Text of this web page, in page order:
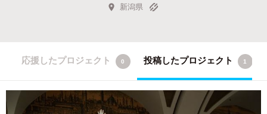
新潟県
応援したプロジェクト 0 投稿したプロジェクト 1